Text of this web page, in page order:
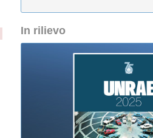
In rilievo